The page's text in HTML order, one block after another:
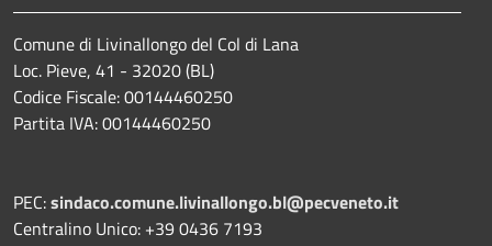
Comune di Livinallongo del Col di Lana
Loc. Pieve, 41 - 32020 (BL)
Codice Fiscale: 00144460250
Partita IVA: 00144460250
PEC:sindaco.comune.livinallongo.bl@pecveneto.it
Centralino Unico: +39 0436 7193